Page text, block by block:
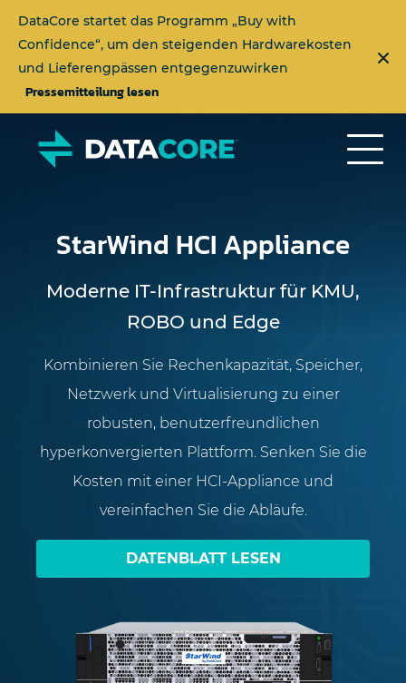
DataCore startet das Programm „Buy with
Confidence“, um den steigenden Hardwarekosten
und Lieferengpässen entgegenzuwirken
Pressemitteilung lesen
StarWind HCI Appliance
Moderne IT-Infrastruktur für KMU,
ROBO und Edge
Kombinieren Sie Rechenkapazität, Speicher,
Netzwerk und Virtualisierung zu einer
robusten, benutzerfreundlichen
hyperkonvergierten Plattform. Senken Sie die
Kosten mit einer HCI-Appliance und
vereinfachen Sie die Abläufe.
DATENBLATT LESEN